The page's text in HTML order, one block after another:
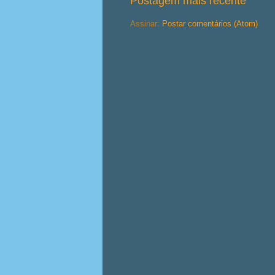
Assinar: Postar comentários (Atom)